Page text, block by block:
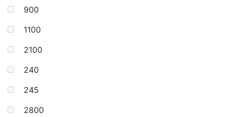
900
1100
2100
240
245
2800